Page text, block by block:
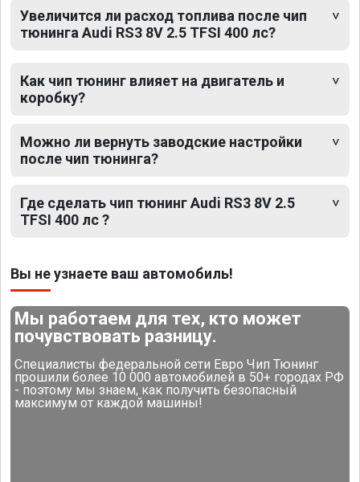
Увеличится ли расход топлива после чип
тюнинга Audi RS3 8V 2.5 TFSI 400 лс?
Как чип тюнинг влияет на двигатель и
коробку?
Можно ли вернуть заводские настройки
после чип тюнинга?
Где сделать чип тюнинг Audi RS3 8V 2.5
TFSI 400 лс ?
Вы не узнаете ваш автомобиль!
Мы работаем для тех, кто может
почувствовать разницу.
Специалисты федеральной сети Евро Чип Тюнинг
прошили более 10 000 автомобилей в 50+ городах РФ
- поэтому мы знаем, как получить безопасный
максимум от каждой машины!